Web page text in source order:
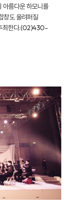
아름다운 하모니를
창도 울려퍼질
최한다.(02)430-